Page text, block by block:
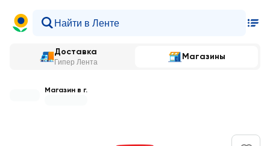
Доставка
Гипер Лента
Магазины
Магазин в г.